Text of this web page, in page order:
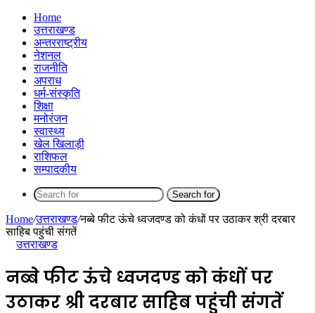
Home
उत्तराखण्ड
अन्तरराष्ट्रीय
नेशनल
राजनीति
अपराध
धर्म-संस्कृति
शिक्षा
मनोरंजन
स्वास्थ्य
खेल खिलाड़ी
राशिफल
सम्पादकीय
Search for
Home/उत्तराखण्ड/नब्बे फीट ऊंचे ध्वजदण्ड को कंधों पर उठाकर श्री दरबार
साहिब पहुंची संगतें
उत्तराखण्ड
नब्बे फीट ऊंचे ध्वजदण्ड को कंधों पर
उठाकर श्री दरबार साहिब पहुंची संगतें